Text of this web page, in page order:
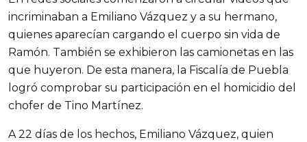
incriminaban a Emiliano Vázquez y a su hermano,
quienes aparecían cargando el cuerpo sin vida de
Ramón. También se exhibieron las camionetas en las
que huyeron. De esta manera, la Fiscalía de Puebla
logró comprobar su participación en el homicidio del
chofer de Tino Martínez.
A 22 días de los hechos, Emiliano Vázquez, quien